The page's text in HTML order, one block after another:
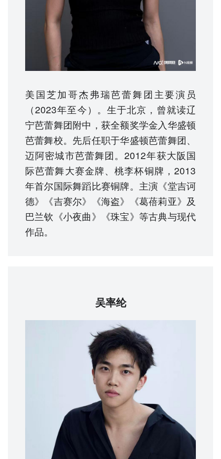
美国芝加哥杰弗瑞芭蕾舞团主要演员
（2023年至今）。生于北京，曾就读辽
宁芭蕾舞团附中，获全额奖学金入华盛顿
芭蕾舞校。先后任职于华盛顿芭蕾舞团、
迈阿密城市芭蕾舞团。2012年获大阪国
际芭蕾舞大赛金牌、桃李杯铜牌，2013
年首尔国际舞蹈比赛铜牌。主演《堂吉诃
德》《吉赛尔》《海盗》《葛蓓莉亚》及
巴兰钦《小夜曲》《珠宝》等古典与现代
作品。
吴率纶